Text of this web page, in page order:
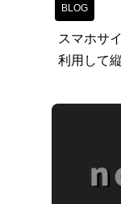
BLOG
スマホサ
利用して